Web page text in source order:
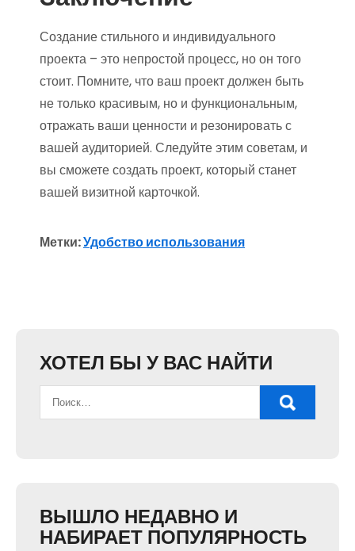
Создание стильного и индивидуального
проекта – это непростой процесс, но он того
стоит. Помните, что ваш проект должен быть
не только красивым, но и функциональным,
отражать ваши ценности и резонировать с
вашей аудиторией. Следуйте этим советам, и
вы сможете создать проект, который станет
вашей визитной карточкой.
Метки:Удобство использования
ХОТЕЛ БЫ У ВАС НАЙТИ
ВЫШЛО НЕДАВНО И
НАБИРАЕТ ПОПУЛЯРНОСТЬ